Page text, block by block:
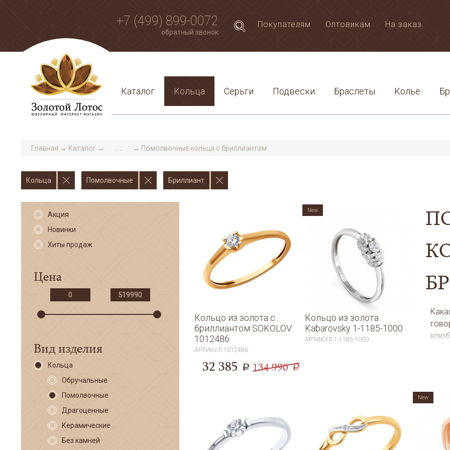
+7 (499) 899-0072
обратный звонок
Покупателям Оптовикам На заказ
Каталог Кольца Серьги Подвески Браслеты Колье
Главная → Каталог → → Помолвочные кольца с бриллиантом
Кольца Помолвочные Бриллиант
Акция
Новинки
Хиты продаж
Цена
Вид изделия
Кольца
Обручальные
Помолвочные
Драгоценные
Керамические
Без камней
Кольцо из золота с
бриллиантом SOKOLOV
1012486
АРТИКУЛ 1012486
32 385 a 134 990 a
Кольцо из золота
Kabarovsky 1-1185-1000
АРТИКУЛ 1-1185-1000
New
New